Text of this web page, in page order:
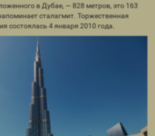
в Дубае, — 828 метров, это 163
сталагмит. Торжественная
состоялась 4 января 2010 года.